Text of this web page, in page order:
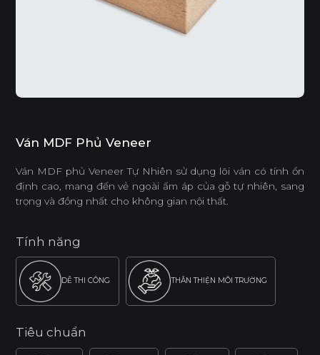
Ván MDF Phủ Veneer
Ván MDF phủ Veneer Tự Nhiên sử dụng lõi ván có tính ổn
định cao, mang đến vẻ ngoài ấm áp của gỗ tự nhiên, sang
trọng và đồng nhất cho không gian nội thất.
Tính năng
DỄ THI CÔNG THÂN THIỆN MÔI TRƯỜNG
Tiêu chuẩn